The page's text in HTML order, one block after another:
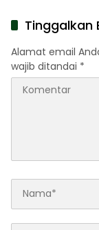
Tinggalkan
Alamat email
wajib ditandai *